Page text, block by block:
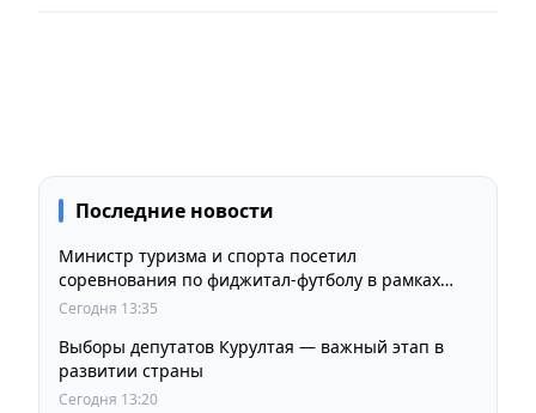
Последние новости
Министр туризма и спорта посетил
соревнования по фиджитал-футболу в рамках
«Игр Будущего 2026»
Сегодня 13:35
Выборы депутатов Курултая — важный этап в
развитии страны
Сегодня 13:20